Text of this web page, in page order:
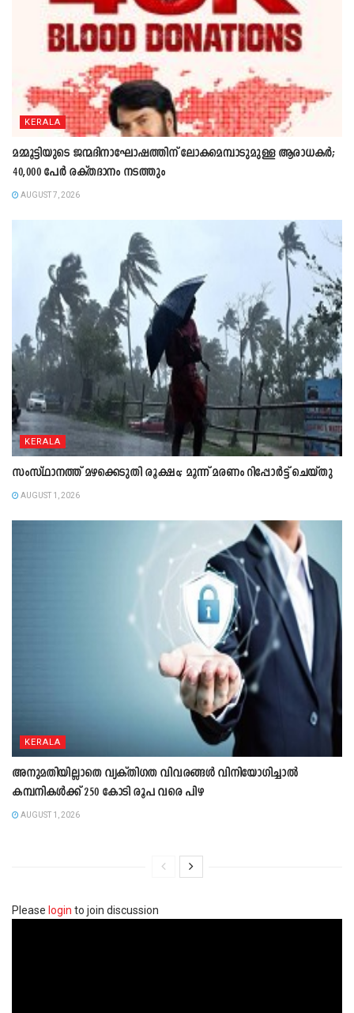
KERALA
മമ്മൂട്ടിയുടെ ജന്മദിനാഘോഷത്തിന് ലോകമെമ്പാടുമുള്ള ആരാധകർ;
40,000 പേർ രക്തദാനം നടത്തും
AUGUST 7, 2026
KERALA
സംസ്ഥാനത്ത് മഴക്കെടുതി രൂക്ഷം; മൂന്ന് മരണം റിപ്പോർട്ട് ചെയ്തു
AUGUST 1, 2026
KERALA
അനുമതിയില്ലാതെ വ്യക്തിഗത വിവരങ്ങൾ വിനിയോഗിച്ചാൽ
കമ്പനികൾക്ക് 250 കോടി രൂപ വരെ പിഴ
AUGUST 1, 2026
Please login to join discussion